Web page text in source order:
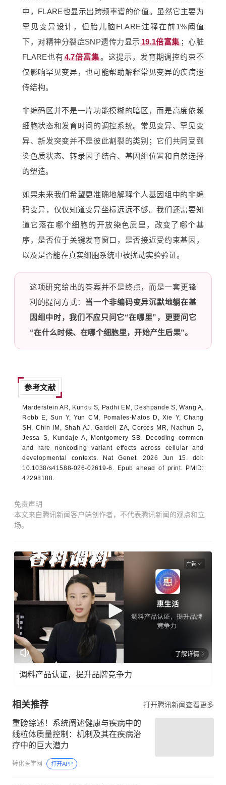
中，FLARE也显示出跨频率谱的价值。虽然它主要为
罕见变异设计，但胎儿脑FLARE注释在前1%阈值
下，对精神分裂症SNP遗传力显示 19.1倍富集；心脏
FLARE也有 4.7倍富集。这提示，发育期调控约束不
仅影响罕见变异，也可能帮助解释常见变异的疾病遗
传结构。
非编码区并不是一片功能模糊的暗区，而是高度依赖
细胞状态和发育时间的调控系统。常见变异、罕见变
异、新发突变并不是彼此割裂的类别；它们共同受到
染色质状态、转录因子结合、基因组位置和自然选择
的塑造。
如果未来我们希望更准确地解释个人基因组中的非编
码变异，仅仅知道变异坐标远远不够。我们还需要知
道它落在哪个细胞的开放染色质里，改变了哪个基
序，是否位于关键发育窗口，是否接近受约束基因，
以及是否能在真实细胞系统中被扰动实验验证。
这项研究给出的答案并不是终点，而是一套更锋
利的提问方式：
当一个非编码变异沉默地躺在基
因组中时，我们不应只问它“在哪里”，更要问它
“在什么时候、在哪个细胞里，开始产生后果”。
参考文献
Marderstein AR, Kundu S, Padhi EM, Deshpande S, Wang A,
Robb E, Sun Y, Yun CM, Pomales-Matos D, Xie Y, Chang
SH, Chin IM, Shah AJ, Gardell ZA, Corces MR, Nachun D,
Jessa S, Kundaje A, Montgomery SB. Decoding common
and rare noncoding variant effects across cellular and
developmental contexts. Nat Genet. 2026 Jun 15. doi:
10.1038/s41588-026-02619-6. Epub ahead of print. PMID:
42298188.
免责声明
本文来自腾讯新闻客户端创作者，不代表腾讯新闻的观点和立
场。
广告
了解详情
调料产品认证，提升品牌竞争力
相关推荐 打开腾讯新闻查看更多
重磅综述！系统阐述健康与疾病中的
线粒体质量控制：机制及其在疾病治
疗中的巨大潜力
转化医学网 打开APP